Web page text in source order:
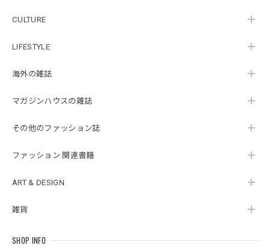
CULTURE
LIFESTYLE
海外の雑誌
マガジンハウスの雑誌
その他のファッション誌
ファッション 関連書籍
ART & DESIGN
雑貨
SHOP INFO